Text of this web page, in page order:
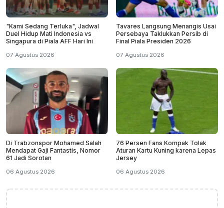
"Kami Sedang Terluka", Jadwal
Duel Hidup Mati Indonesia vs
Singapura di Piala AFF Hari Ini
07 Agustus 2026
Tavares Langsung Menangis Usai
Persebaya Taklukkan Persib di
Final Piala Presiden 2026
07 Agustus 2026
Di Trabzonspor Mohamed Salah
Mendapat Gaji Fantastis, Nomor
61 Jadi Sorotan
06 Agustus 2026
76 Persen Fans Kompak Tolak
Aturan Kartu Kuning karena Lepas
Jersey
06 Agustus 2026